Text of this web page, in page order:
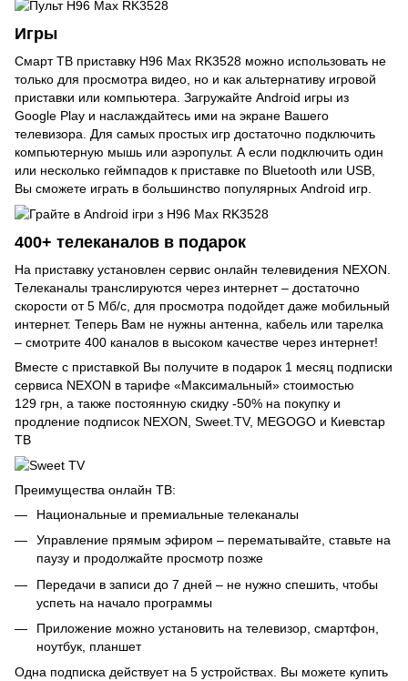
Игры
Смарт ТВ приставку H96 Max RK3528 можно использовать не
только для просмотра видео, но и как альтернативу игровой
приставки или компьютера. Загружайте Android игры из
Google Play и наслаждайтесь ими на экране Вашего
телевизора. Для самых простых игр достаточно подключить
компьютерную мышь или аэропульт. А если подключить один
или несколько геймпадов к приставке по Bluetooth или USB,
Вы сможете играть в большинство популярных Android игр.
400+ телеканалов в подарок
На приставку установлен сервис онлайн телевидения NEXON.
Телеканалы транслируются через интернет – достаточно
скорости от 5 Мб/с, для просмотра подойдет даже мобильный
интернет. Теперь Вам не нужны антенна, кабель или тарелка
– смотрите 400 каналов в высоком качестве через интернет!
Вместе с приставкой Вы получите в подарок 1 месяц подписки
сервиса NEXON в тарифе «Максимальный» стоимостью
129 грн, а также постоянную скидку -50% на покупку и
продление подписок NEXON, Sweet.TV, MEGOGO и Киевстар
ТВ
Преимущества онлайн ТВ:
Национальные и премиальные телеканалы
Управление прямым эфиром – перематывайте, ставьте на
паузу и продолжайте просмотр позже
Передачи в записи до 7 дней – не нужно спешить, чтобы
успеть на начало программы
Приложение можно установить на телевизор, смартфон,
ноутбук, планшет
Одна подписка действует на 5 устройствах. Вы можете купить